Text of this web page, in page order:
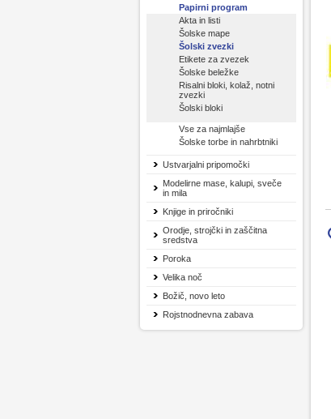
Papirni program
Akta in listi
Šolske mape
Šolski zvezki
Etikete za zvezek
Šolske beležke
Risalni bloki, kolaž, notni
zvezki
Šolski bloki
Vse za najmlajše
Šolske torbe in nahrbtniki
Ustvarjalni pripomočki
Modelirne mase, kalupi, sveče
in mila
Knjige in priročniki
Orodje, strojčki in zaščitna
sredstva
Poroka
Velika noč
Božič, novo leto
Rojstnodnevna zabava